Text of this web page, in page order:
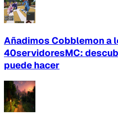
Añadimos Cobblemon a
40servidoresMC:
puede hacer